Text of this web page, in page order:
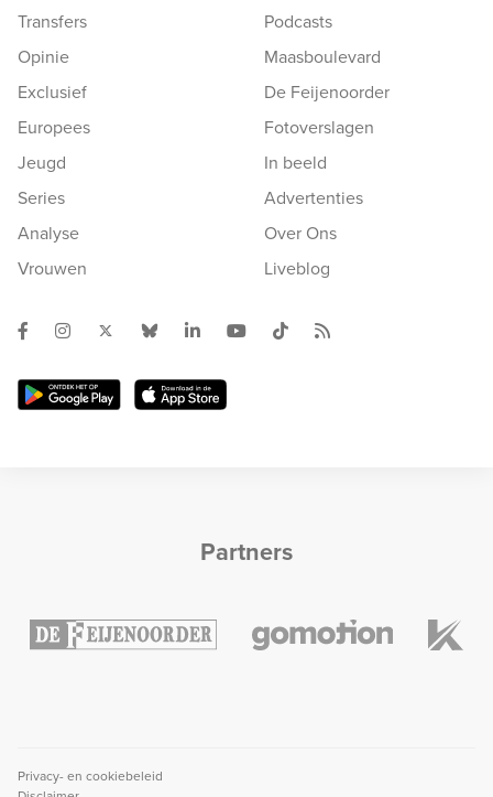
Transfers
Opinie
Exclusief
Europees
Jeugd
Series
Analyse
Vrouwen
Podcasts
Maasboulevard
De Feijenoorder
Fotoverslagen
In beeld
Advertenties
Over Ons
Liveblog
Partners
Privacy- en cookiebeleid